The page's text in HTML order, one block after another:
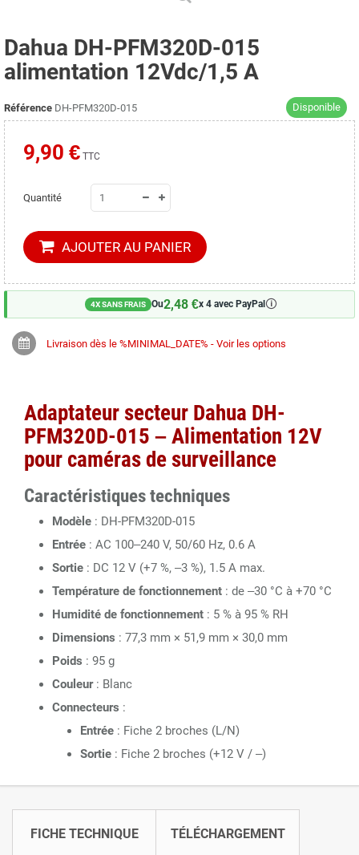
Dahua DH-PFM320D-015
alimentation 12Vdc/1,5 A
Référence DH-PFM320D-015 Disponible
9,90 €TTC
Quantité
AJOUTER AU PANIER
4X SANS FRAIS Ou2,48 €x 4 avec PayPal🛈
Livraison dès le %MINIMAL_DATE% - Voir les options
Adaptateur secteur Dahua DH-
PFM320D-015 – Alimentation 12V
pour caméras de surveillance
Caractéristiques techniques
Modèle : DH-PFM320D-015
Entrée : AC 100–240 V, 50/60 Hz, 0.6 A
Sortie : DC 12 V (+7 %, –3 %), 1.5 A max.
Température de fonctionnement : de –30 °C à +70 °C
Humidité de fonctionnement : 5 % à 95 % RH
Dimensions : 77,3 mm × 51,9 mm × 30,0 mm
Poids : 95 g
Couleur: Blanc
Connecteurs :
Entrée : Fiche 2 broches (L/N)
Sortie : Fiche 2 broches (+12 V / –)
FICHE TECHNIQUE TÉLÉCHARGEMENT